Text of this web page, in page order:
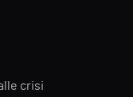
crisi